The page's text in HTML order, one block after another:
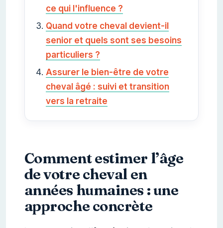
ce qui l'influence ?
Quand votre cheval devient-il
senior et quels sont ses besoins
particuliers ?
Assurer le bien-être de votre
cheval âgé : suivi et transition
vers la retraite
Comment estimer l’âge
de votre cheval en
années humaines : une
approche concrète